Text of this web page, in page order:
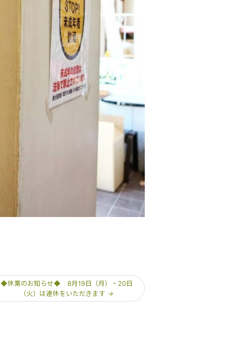
◆休業のお知らせ◆ 8月19日（月）・20日
（火）は連休をいただきます →